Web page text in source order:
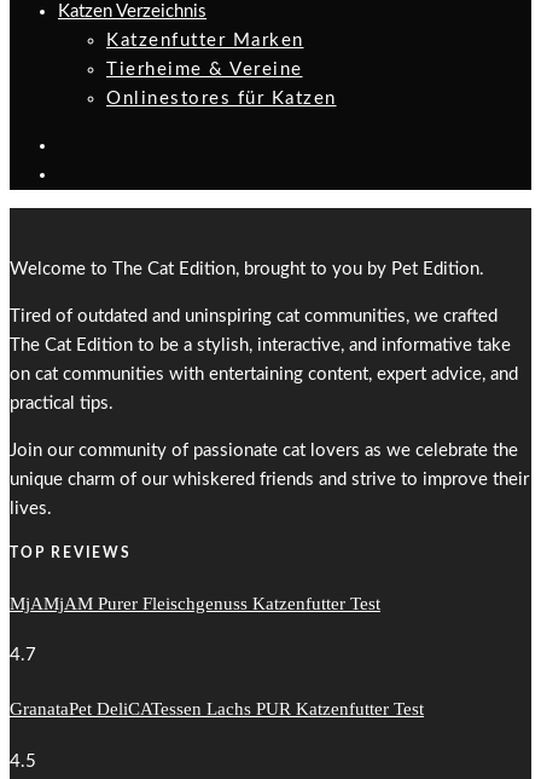
Katzen Verzeichnis
Katzenfutter Marken
Tierheime & Vereine
Onlinestores für Katzen
Welcome to The Cat Edition, brought to you by Pet Edition.
Tired of outdated and uninspiring cat communities, we crafted
The Cat Edition to be a stylish, interactive, and informative take
on cat communities with entertaining content, expert advice, and
practical tips.
Join our community of passionate cat lovers as we celebrate the
unique charm of our whiskered friends and strive to improve their
lives.
TOP REVIEWS
MjAMjAM Purer Fleischgenuss Katzenfutter Test
4.7
GranataPet DeliCATessen Lachs PUR Katzenfutter Test
4.5